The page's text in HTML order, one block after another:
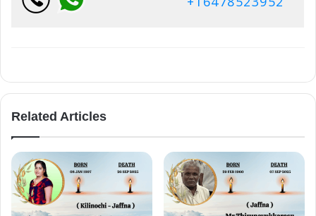
Related Articles